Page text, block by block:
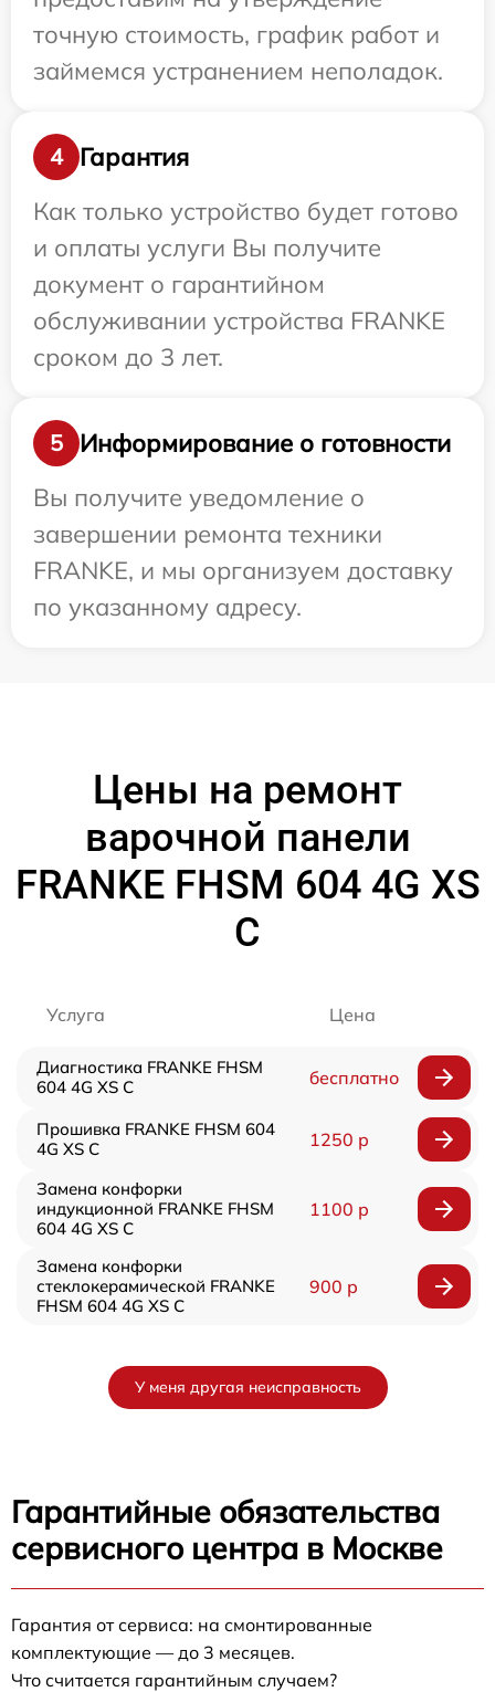
точную стоимость, график работ и
займемся устранением неполадок.
4
Гарантия
Как только устройство будет готово
и оплаты услуги Вы получите
документ о гарантийном
обслуживании устройства FRANKE
сроком до 3 лет.
5
Информирование о готовности
Вы получите уведомление о
завершении ремонта техники
FRANKE, и мы организуем доставку
по указанному адресу.
Цены на ремонт
варочной панели
FRANKE FHSM 604 4G XS
C
Услуга Цена
Диагностика FRANKE FHSM
604 4G XS C
бесплатно
Прошивка FRANKE FHSM 604
4G XS C
1250 р
Замена конфорки
индукционной FRANKE FHSM
604 4G XS C
1100 р
Замена конфорки
стеклокерамической FRANKE
FHSM 604 4G XS C
900 р
У меня другая неисправность
Гарантийные обязательства
сервисного центра в Москве
Гарантия от сервиса: на смонтированные
комплектующие — до 3 месяцев.
Что считается гарантийным случаем?